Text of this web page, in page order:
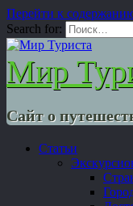
Перейти к
Search for:
Мир
Сайт о
Статьи